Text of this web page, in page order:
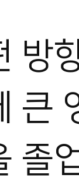
방
큰
졸